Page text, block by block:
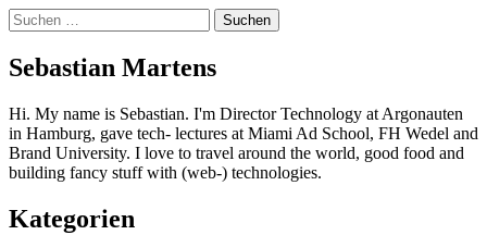
Suchen
nach:
Sebastian Martens
Hi. My name is Sebastian. I'm Director Technology at Argonauten
in Hamburg, gave tech- lectures at Miami Ad School, FH Wedel and
Brand University. I love to travel around the world, good food and
building fancy stuff with (web-) technologies.
Kategorien